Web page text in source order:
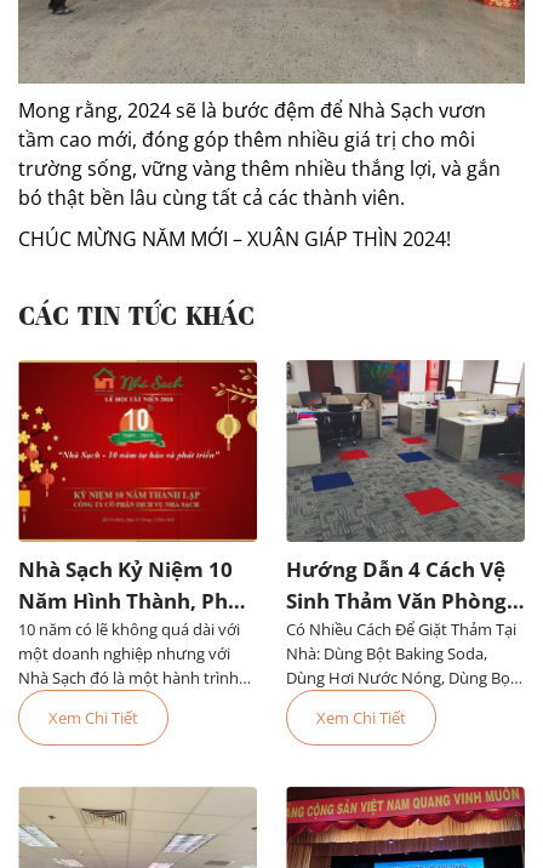
Mong rằng, 2024 sẽ là bước đệm để Nhà Sạch vươn
tầm cao mới, đóng góp thêm nhiều giá trị cho môi
trường sống, vững vàng thêm nhiều thắng lợi, và gắn
bó thật bền lâu cùng tất cả các thành viên.
CHÚC MỪNG NĂM MỚI – XUÂN GIÁP THÌN 2024!
CÁC TIN TỨC KHÁC
10 năm có lẽ không quá dài với
một doanh nghiệp nhưng với
Nhà Sạch đó là một hành trình
đầy tự hào. Chúng tôi...
Nhà Sạch Kỷ Niệm 10
Năm Hình Thành, Phát
Triển Đáng Tự Hào
Xem Chi Tiết
Có Nhiều Cách Để Giặt Thảm Tại
Nhà: Dùng Bột Baking Soda,
Dùng Hơi Nước Nóng, Dùng Bọt,
Dùng Thiết Bị Chuyên Dụng Hoặc
Thuê Dịch Vụ Vệ Sinh Thảm Văn
Phòng TPHCM
Hướng Dẫn 4 Cách Vệ
Sinh Thảm Văn Phòng
Đơn Giản, Dễ Làm
Xem Chi Tiết